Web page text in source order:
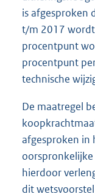
is afgesproken
t/m 2017 wordt
procentpunt
procentpunt
technische
De maatregel
afgesproken in
hierdoor
dit